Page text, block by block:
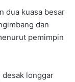
dua kuasa besar
dan
pemimpin
desak longgar